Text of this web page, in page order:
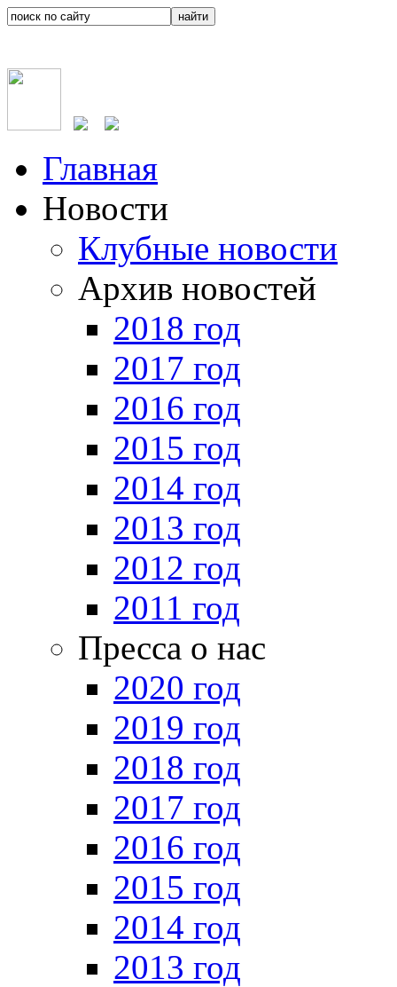
Главная
Новости
Клубные новости
Архив новостей
2018 год
2017 год
2016 год
2015 год
2014 год
2013 год
2012 год
2011 год
Пресса о нас
2020 год
2019 год
2018 год
2017 год
2016 год
2015 год
2014 год
2013 год